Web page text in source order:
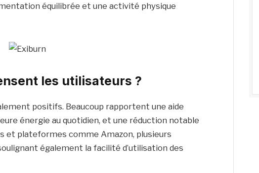
équilibrée et une activité physique
les utilisateurs ?
positifs. Beaucoup rapportent une aide
énergie au quotidien, et une réduction notable
et plateformes comme Amazon, plusieurs
également la facilité d’utilisation des